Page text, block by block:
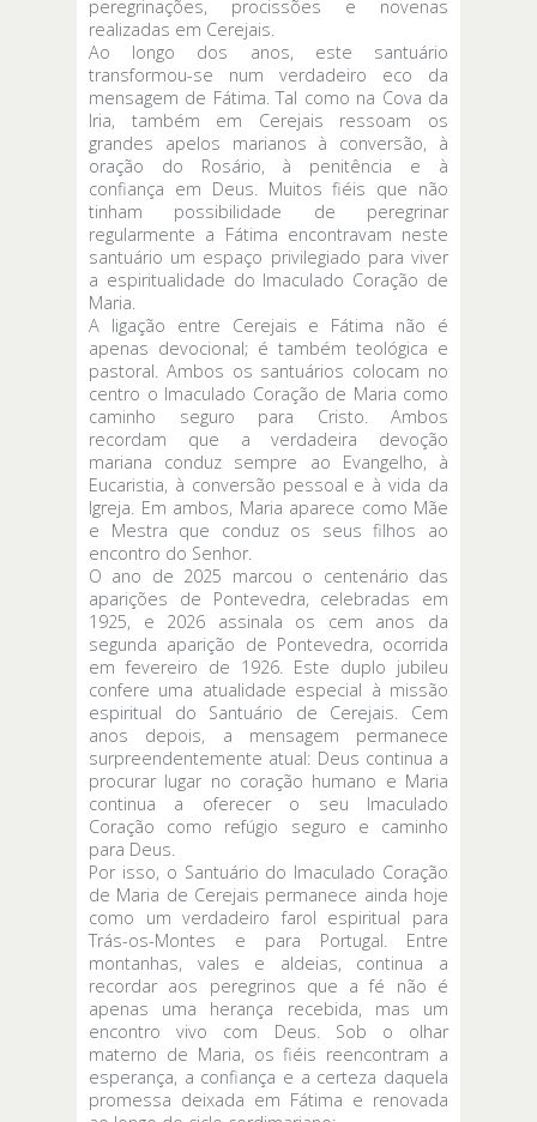
peregrinações, procissões e novenas
realizadas em Cerejais.
Ao longo dos anos, este santuário
transformou-se num verdadeiro eco da
mensagem de Fátima. Tal como na Cova da
Iria, também em Cerejais ressoam os
grandes apelos marianos à conversão, à
oração do Rosário, à penitência e à
confiança em Deus. Muitos fiéis que não
tinham possibilidade de peregrinar
regularmente a Fátima encontravam neste
santuário um espaço privilegiado para viver
a espiritualidade do Imaculado Coração de
Maria.
A ligação entre Cerejais e Fátima não é
apenas devocional; é também teológica e
pastoral. Ambos os santuários colocam no
centro o Imaculado Coração de Maria como
caminho seguro para Cristo. Ambos
recordam que a verdadeira devoção
mariana conduz sempre ao Evangelho, à
Eucaristia, à conversão pessoal e à vida da
Igreja. Em ambos, Maria aparece como Mãe
e Mestra que conduz os seus filhos ao
encontro do Senhor.
O ano de 2025 marcou o centenário das
aparições de Pontevedra, celebradas em
1925, e 2026 assinala os cem anos da
segunda aparição de Pontevedra, ocorrida
em fevereiro de 1926. Este duplo jubileu
confere uma atualidade especial à missão
espiritual do Santuário de Cerejais. Cem
anos depois, a mensagem permanece
surpreendentemente atual: Deus continua a
procurar lugar no coração humano e Maria
continua a oferecer o seu Imaculado
Coração como refúgio seguro e caminho
para Deus.
Por isso, o Santuário do Imaculado Coração
de Maria de Cerejais permanece ainda hoje
como um verdadeiro farol espiritual para
Trás-os-Montes e para Portugal. Entre
montanhas, vales e aldeias, continua a
recordar aos peregrinos que a fé não é
apenas uma herança recebida, mas um
encontro vivo com Deus. Sob o olhar
materno de Maria, os fiéis reencontram a
esperança, a confiança e a certeza daquela
promessa deixada em Fátima e renovada